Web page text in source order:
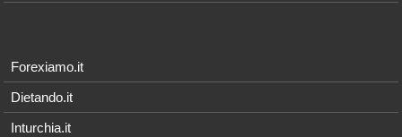
Forexiamo.it
Dietando.it
Inturchia.it